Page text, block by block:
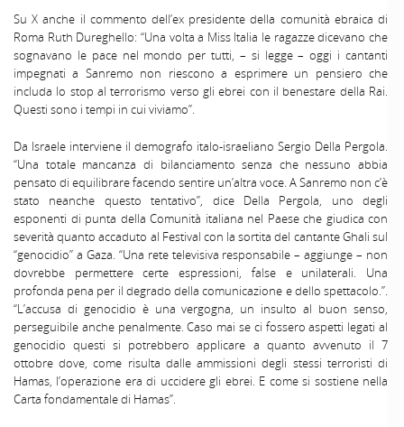
Su X anche il commento dell’ex presidente della comunità ebraica di
Roma Ruth Dureghello: “Una volta a Miss Italia le ragazze dicevano che
sognavano le pace nel mondo per tutti, – si legge – oggi i cantanti
impegnati a Sanremo non riescono a esprimere un pensiero che
includa lo stop al terrorismo verso gli ebrei con il benestare della Rai.
Questi sono i tempi in cui viviamo”.
Da Israele interviene il demografo italo-israeliano Sergio Della Pergola.
“Una totale mancanza di bilanciamento senza che nessuno abbia
pensato di equilibrare facendo sentire un’altra voce. A Sanremo non c’è
stato neanche questo tentativo”, dice Della Pergola, uno degli
esponenti di punta della Comunità italiana nel Paese che giudica con
severità quanto accaduto al Festival con la sortita del cantante Ghali sul
“genocidio” a Gaza. “Una rete televisiva responsabile – aggiunge – non
dovrebbe permettere certe espressioni, false e unilaterali. Una
profonda pena per il degrado della comunicazione e dello spettacolo.”.
“L’accusa di genocidio è una vergogna, un insulto al buon senso,
perseguibile anche penalmente. Caso mai se ci fossero aspetti legati al
genocidio questi si potrebbero applicare a quanto avvenuto il 7
ottobre dove, come risulta dalle ammissioni degli stessi terroristi di
Hamas, l’operazione era di uccidere gli ebrei. E come si sostiene nella
Carta fondamentale di Hamas”.